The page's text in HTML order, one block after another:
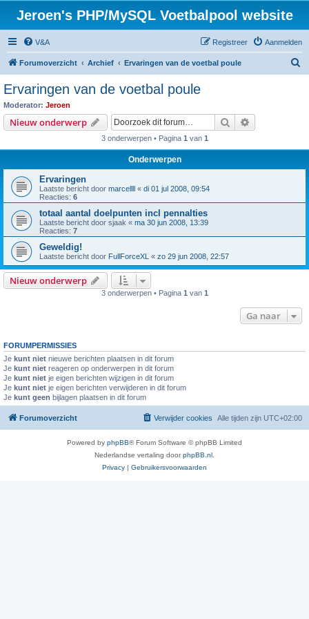
Jeroen's PHP/MySQL Voetbalpool website
V&A Aanmelden
Registreer
Forumoverzicht Archief Ervaringen van de voetbal poule
Ervaringen van de voetbal poule
Moderator: Jeroen
Nieuw onderwerp Zoek
3 onderwerpen • Pagina 1 van 1
Onderwerpen
Ervaringen
Laatste bericht door marcellll « di 01 jul 2008, 09:54
Reacties: 6
totaal aantal doelpunten incl pennalties
Laatste bericht door sjaak « ma 30 jun 2008, 13:39
Reacties: 7
Geweldig!
Laatste bericht door FullForceXL « zo 29 jun 2008, 22:57
Nieuw onderwerp
3 onderwerpen • Pagina 1 van 1
Ga naar
FORUMPERMISSIES
Je kunt niet nieuwe berichten plaatsen in dit forum
Je kunt niet reageren op onderwerpen in dit forum
Je kunt niet je eigen berichten wijzigen in dit forum
Je kunt niet je eigen berichten verwijderen in dit forum
Je kunt geen bijlagen plaatsen in dit forum
Forumoverzicht Alle tijden zijn UTC+02:00
Verwijder cookies
Powered by phpBB® Forum Software © phpBB Limited
Nederlandse vertaling doorphpBB.nl
Privacy | Gebruikersvoorwaarden